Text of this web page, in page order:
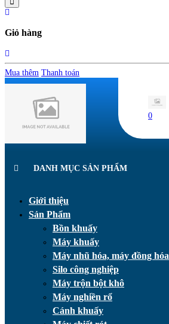
Giỏ hàng
Mua thêm Thanh toán
0
DANH MỤC SẢN PHẨM
Giới thiệu
Sản Phẩm
Bồn khuấy
Máy khuấy
Máy nhũ hóa, máy đồng hóa
Silo công nghiệp
Máy trộn bột khô
Máy nghiền rổ
Cánh khuấy